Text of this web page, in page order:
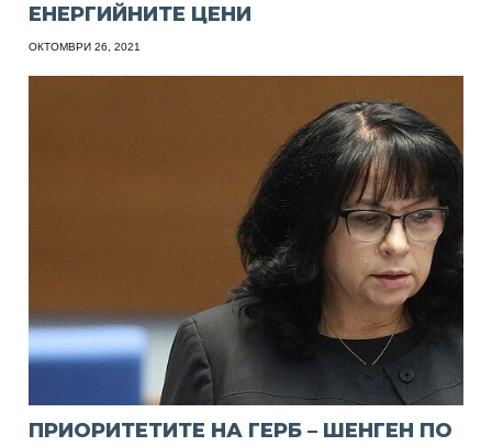
ЕНЕРГИЙНИТЕ ЦЕНИ
ОКТОМВРИ 26, 2021
ПРИОРИТЕТИТЕ НА ГЕРБ – ШЕНГЕН ПО